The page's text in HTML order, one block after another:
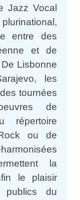
Jazz Vocal
entre des
et de
Lisbonne
les
tournées
de
répertoire
ou de
la
le plaisir
publics du